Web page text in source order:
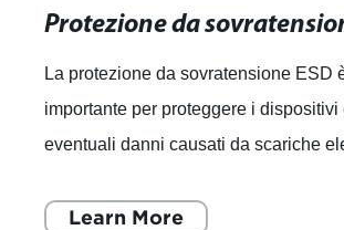
La protezione da sovratensione ESD
importante per proteggere i dispositivi
eventuali danni causati da scariche
Learn More